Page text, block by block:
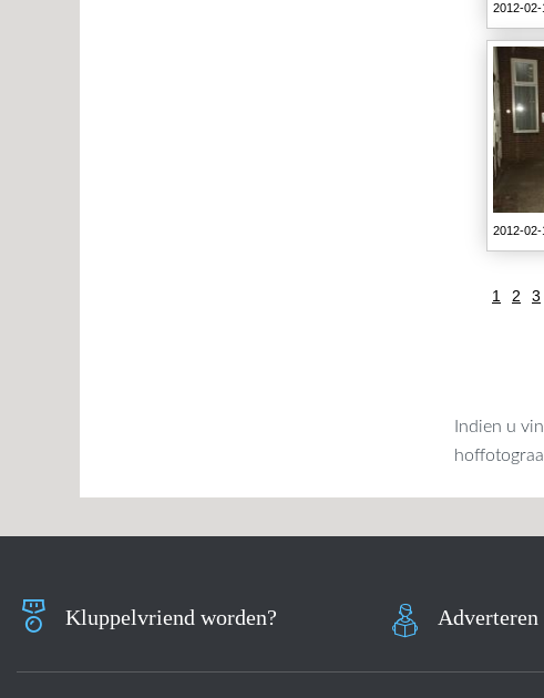
2012-02-
2012-02-
1 2 3
Indien u
Kluppelvriend worden?